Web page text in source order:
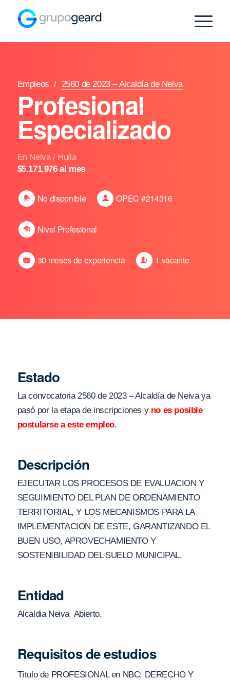
Empleos / 2560 de 2023 – Alcaldía de Neiva
Profesional
Especializado
En Neiva / Huila
$5.171.976 al mes
No disponible OPEC #214316
Nivel Profesional
30 meses de experiencia 1 vacante
Estado
La convocatoria 2560 de 2023 – Alcaldía de Neiva ya
pasó por la etapa de inscripciones y no es posible
postularse a este empleo.
Descripción
EJECUTAR LOS PROCESOS DE EVALUACION Y
SEGUIMIENTO DEL PLAN DE ORDENAMIENTO
TERRITORIAL, Y LOS MECANISMOS PARA LA
IMPLEMENTACION DE ESTE, GARANTIZANDO EL
BUEN USO, APROVECHAMIENTO Y
SOSTENIBILIDAD DEL SUELO MUNICIPAL.
Entidad
Alcaldia Neiva_Abierto.
Requisitos de estudios
Título de PROFESIONAL en NBC: DERECHO Y